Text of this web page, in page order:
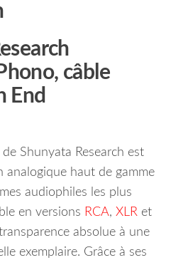
câble
End
de Shunyata Research est
analogique haut de gamme
audiophiles les plus
en versions RCA, XLR et
absolue à une
exemplaire. Grâce à ses